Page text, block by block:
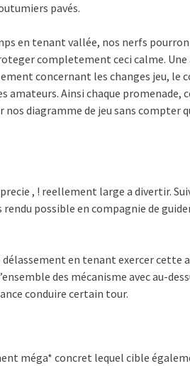
pavés.
en tenant vallée, nos nerfs
completement ceci calme. Une
concernant les changes jeu, le
Ainsi chaque promenade,
diagramme de jeu sans compter
, ! reellement large a divertir.
possible en compagnie de
en tenant exercer cette
des mécanisme avec au-
conduire certain tour.
méga* concret lequel cible